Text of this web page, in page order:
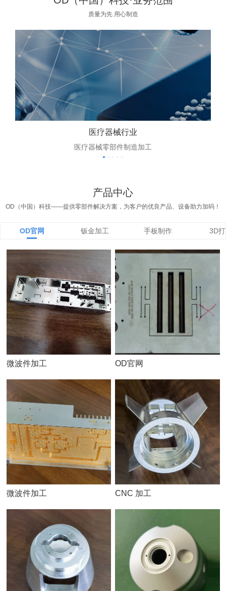
质量为先 用心制造
医疗器械行业
医疗器械零部件制造加工
产品中心
OD（中国）科技——提供零部件解决方案，为客户的优良产品、设备助力加码！
OD官网 钣金加工 手板制作 3D
微波件加工 OD官网
微波件加工 CNC 加工